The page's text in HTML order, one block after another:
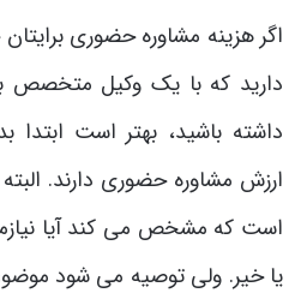
اگر هزینه مشاوره حضوری
دارید که با یک وکیل متخصص
داشته باشید، بهتر است ابتدا
ارزش مشاوره حضوری دارند.
است که مشخص می ‌کند آیا
یا خیر. ولی توصیه می ‌شود